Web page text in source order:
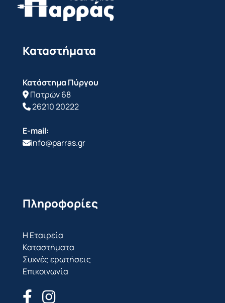
Καταστήματα
Κατάστημα Πύργου
Πατρών 68
26210 20222
E-mail:
info@parras.gr
Πληροφορίες
Η Εταιρεία
Καταστήματα
Συχνές ερωτήσεις
Επικοινωνία